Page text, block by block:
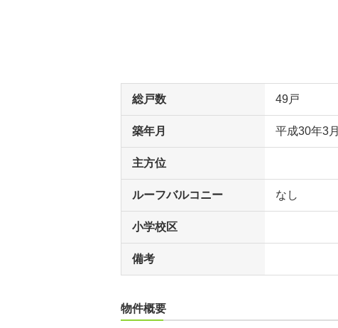
総戸数 49戸
築年月 平成30年3月
主方位
ルーフバルコニー なし
小学校区
備考
物件概要